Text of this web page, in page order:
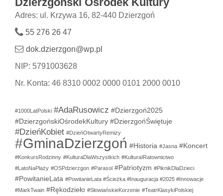
Adres: ul. Krzywa 16, 82-440 Dzierzgoń
55 276 26 47
dok.dzierzgon@wp.pl
NIP: 5791003628
Nr. Konta: 46 8310 0002 0000 0101 2000 0010
#1000LatPolski #AdaRusowicz #Dzierzgoń2025
#DzierzgońskiOśrodekKultury #DzierzgońŚwiętuje
#DzieńKobiet #DzieńOtwartyRemizy
#GminaDzierzgoń #Historia #Jasna #Koncert
#KonkursRodzinny #KulturaDlaWszystkich #KulturaIRatownictwo
#LatoNaPlaży #OSPdzierzgon #Parasol #Patriotyzm #PiknikDlaDzieci
#PowitanieLata #PowitanieLata #Ścieżka #Inauguracja #2025 #Innowacje
#MarkTwain #Rękodzieło #SłowiańskieKorzenie #TeatrKlasykiPolskiej